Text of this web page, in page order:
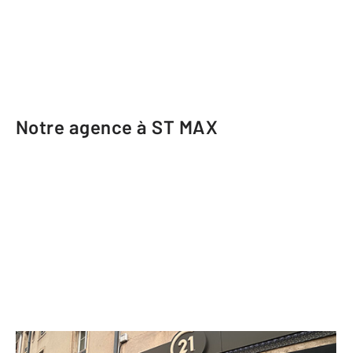
Notre agence à ST MAX